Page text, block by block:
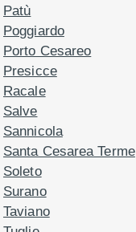
Patù
Poggiardo
Porto Cesareo
Presicce
Racale
Salve
Sannicola
Santa Cesarea Terme
Soleto
Surano
Taviano